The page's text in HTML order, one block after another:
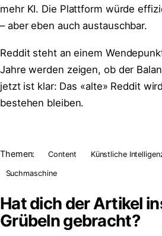
mehr KI. Die Plattform würde
– aber eben auch austauschbar.
Reddit steht an einem
Jahre werden zeigen, ob der
jetzt ist klar: Das «alte» Reddit
bestehen bleiben.
Themen: Content Künstliche
Suchmaschine
Hat dich der Artikel
Grübelngebracht?